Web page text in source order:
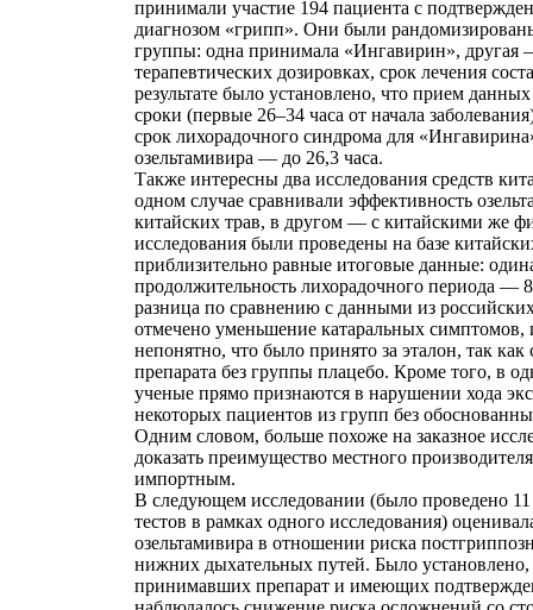
принимали участие 194 пациента с
диагнозом «грипп». Они были
группы: одна принимала «Ингавирин», другая
терапевтических дозировках, срок лечения
результате было установлено, что прием
сроки (первые 26–34 часа от начала
срок лихорадочного синдрома для
озельтамивира — до 26,3 часа.
Также интересны два исследования средств
одном случае сравнивали эффективность
китайских трав, в другом — с китайскими же
исследования были проведены на базе
приблизительно равные итоговые данные:
продолжительность лихорадочного периода —
разница по сравнению с данными из
отмечено уменьшение катаральных симптомов,
непонятно, что было принято за эталон, так как
препарата без группы плацебо. Кроме того, в
ученые прямо признаются в нарушении хода
некоторых пациентов из групп без
Одним словом, больше похоже на заказное
доказать преимущество местного
импортным.
В следующем исследовании (было проведено
тестов в рамках одного исследования)
озельтамивира в отношении риска
нижних дыхательных путей. Было установлено,
принимавших препарат и имеющих